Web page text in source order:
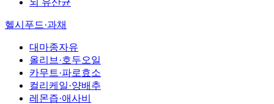
헬시푸드·과채
대마종자유
올리브·호두오일
카무트·파로효소
컬리케일·양배추
레몬즙·애사비